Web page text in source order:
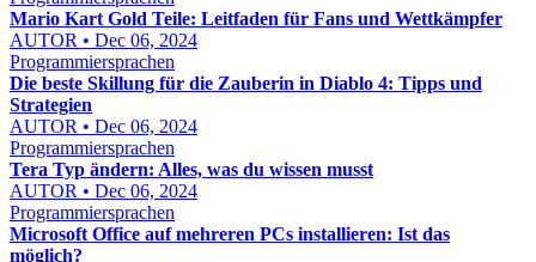
Mario Kart Gold Teile: Leitfaden für Fans und Wettkämpfer
AUTOR • Dec 06, 2024
Programmiersprachen
Die beste Skillung für die Zauberin in Diablo 4: Tipps und
Strategien
AUTOR • Dec 06, 2024
Programmiersprachen
Tera Typ ändern: Alles, was du wissen musst
AUTOR • Dec 06, 2024
Programmiersprachen
Microsoft Office auf mehreren PCs installieren: Ist das
möglich?